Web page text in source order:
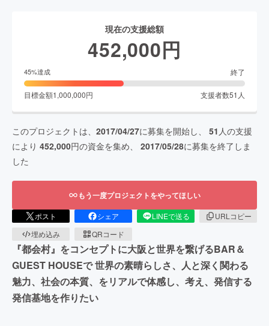
現在の支援総額
452,000円
45%達成 終了
目標金額1,000,000円 支援者数51 人
このプロジェクトは、 2017/04/27に募集を開始し、 51 人の支援
により 452,000円の資金を集め、 2017/05/28に募集を終了しま
した
もう一度プロジェクトをやってほしい
ポスト シェア LINEで送る
URLコピー
埋め込み
QRコード
『都会村』をコンセプトに大阪と世界を繋げるBAR＆
GUEST HOUSEで 世界の素晴らしさ、人と深く関わる
魅力、社会の本質、をリアルで体感し、考え、発信する
発信基地を作りたい